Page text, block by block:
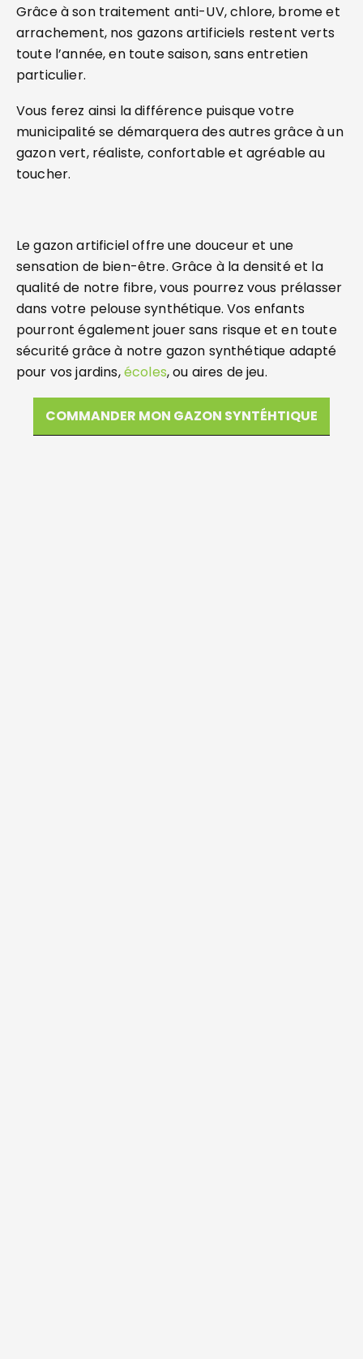
Grâce à son traitement anti-UV, chlore, brome et
arrachement, nos gazons artificiels restent verts
toute l’année, en toute saison, sans entretien
particulier.
Vous ferez ainsi la différence puisque votre
municipalité se démarquera des autres grâce à un
gazon vert, réaliste, confortable et agréable au
toucher.
Le gazon artificiel offre une douceur et une
sensation de bien-être. Grâce à la densité et la
qualité de notre fibre, vous pourrez vous prélasser
dans votre pelouse synthétique. Vos enfants
pourront également jouer sans risque et en toute
sécurité grâce à notre gazon synthétique adapté
pour vos jardins,écoles, ou aires de jeu.
COMMANDER MON GAZON SYNTÉHTIQUE